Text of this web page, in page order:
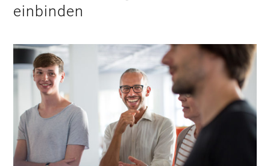
einbinden